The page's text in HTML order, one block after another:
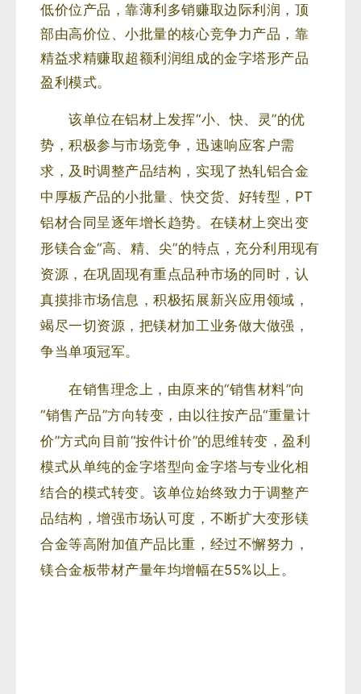
低价位产品，靠薄利多销赚取边际利润，顶
部由高价位、小批量的核心竞争力产品，靠
精益求精赚取超额利润组成的金字塔形产品
盈利模式。
该单位在铝材上发挥“小、快、灵”的优
势，积极参与市场竞争，迅速响应客户需
求，及时调整产品结构，实现了热轧铝合金
中厚板产品的小批量、快交货、好转型，PT
铝材合同呈逐年增长趋势。在镁材上突出变
形镁合金“高、精、尖”的特点，充分利用现有
资源，在巩固现有重点品种市场的同时，认
真摸排市场信息，积极拓展新兴应用领域，
竭尽一切资源，把镁材加工业务做大做强，
争当单项冠军。
在销售理念上，由原来的“销售材料”向
“销售产品”方向转变，由以往按产品“重量计
价”方式向目前“按件计价”的思维转变，盈利
模式从单纯的金字塔型向金字塔与专业化相
结合的模式转变。该单位始终致力于调整产
品结构，增强市场认可度，不断扩大变形镁
合金等高附加值产品比重，经过不懈努力，
镁合金板带材产量年均增幅在55%以上。